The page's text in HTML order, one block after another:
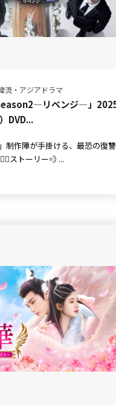
流・アジアドラマ
season2―リベンジ―」
DVD...
制作陣が手掛ける、最恐の復讐
劇の結末は！？ 🏃‍♀️ストーリー💨 ...